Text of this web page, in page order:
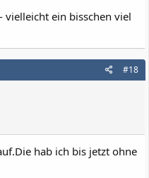
vielleicht ein bisschen viel
#18
hab ich bis jetzt ohne